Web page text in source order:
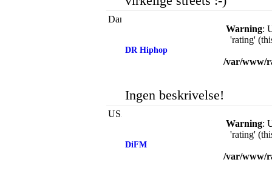
DR Hiphop
Warning:
'rating'
/var/www/
Ingen beskrivelse!
DiFM
Warning:
'rating'
/var/www/